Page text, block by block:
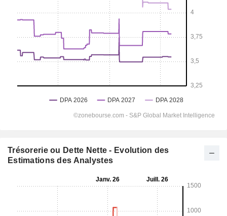
Trésorerie ou Dette Nette - Evolution des
Estimations des Analystes